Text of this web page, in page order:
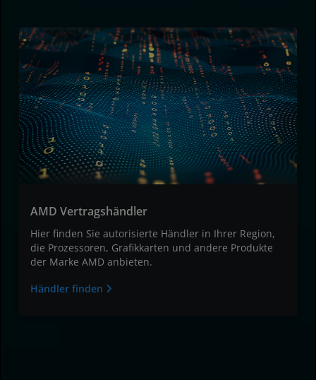
AMD Vertragshändler
Hier finden Sie autorisierte Händler in Ihrer Region,
die Prozessoren, Grafikkarten und andere Produkte
der Marke AMD anbieten.
Händler finden